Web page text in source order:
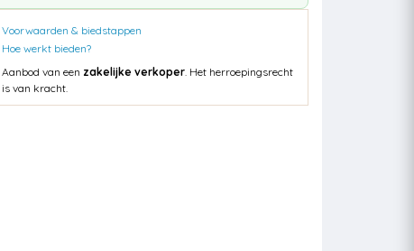
Voorwaarden & biedstappen
Hoe werkt bieden?
Aanbod van een zakelijke verkoper. Het herroepingsrecht
is van kracht.